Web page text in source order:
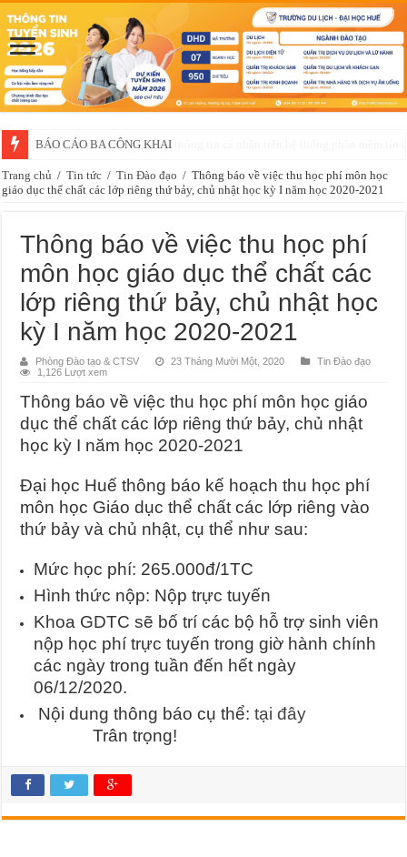
BÁO CÁO BA CÔNG KHAI
Trang chủ / Tin tức / Tin Đào đạo / Thông báo về việc thu học phí môn học
giáo dục thể chất các lớp riêng thứ bảy, chủ nhật học kỳ I năm học 2020-2021
Thông báo về việc thu học phí
môn học giáo dục thể chất các
lớp riêng thứ bảy, chủ nhật học
kỳ I năm học 2020-2021
Phòng Đào tạo & CTSV 23 Tháng Mười Một, 2020
Tin Đào đạo
1,126 Lượt xem
Thông báo về việc thu học phí môn học giáo
dục thể chất các lớp riêng thứ bảy, chủ nhật
học kỳ I năm học 2020-2021
Đại học Huế thông báo kế hoạch thu học phí
môn học Giáo dục thể chất các lớp riêng vào
thứ bảy và chủ nhật, cụ thể như sau:
Mức học phí: 265.000đ/1TC
Hình thức nộp: Nộp trực tuyến
Khoa GDTC sẽ bố trí các bộ hỗ trợ sinh viên
nộp học phí trực tuyến trong giờ hành chính
các ngày trong tuần đến hết ngày
06/12/2020.
Nội dung thông báo cụ thể:tại đây
Trân trọng!